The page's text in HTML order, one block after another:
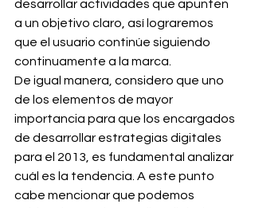
desarrollar actividades que apunten
a un objetivo claro, así lograremos
que el usuario continúe siguiendo
continuamente a la marca.
De igual manera, considero que uno
de los elementos de mayor
importancia para que los encargados
de desarrollar estrategias digitales
para el 2013, es fundamental analizar
cuál es la tendencia. A este punto
cabe mencionar que podemos